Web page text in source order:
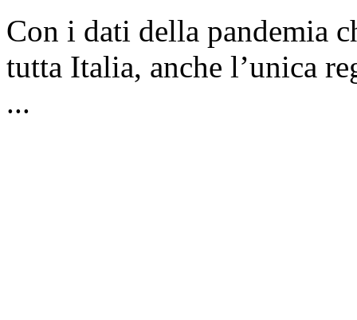
Con i dati della pandemia
tutta Italia, anche l’unica
...